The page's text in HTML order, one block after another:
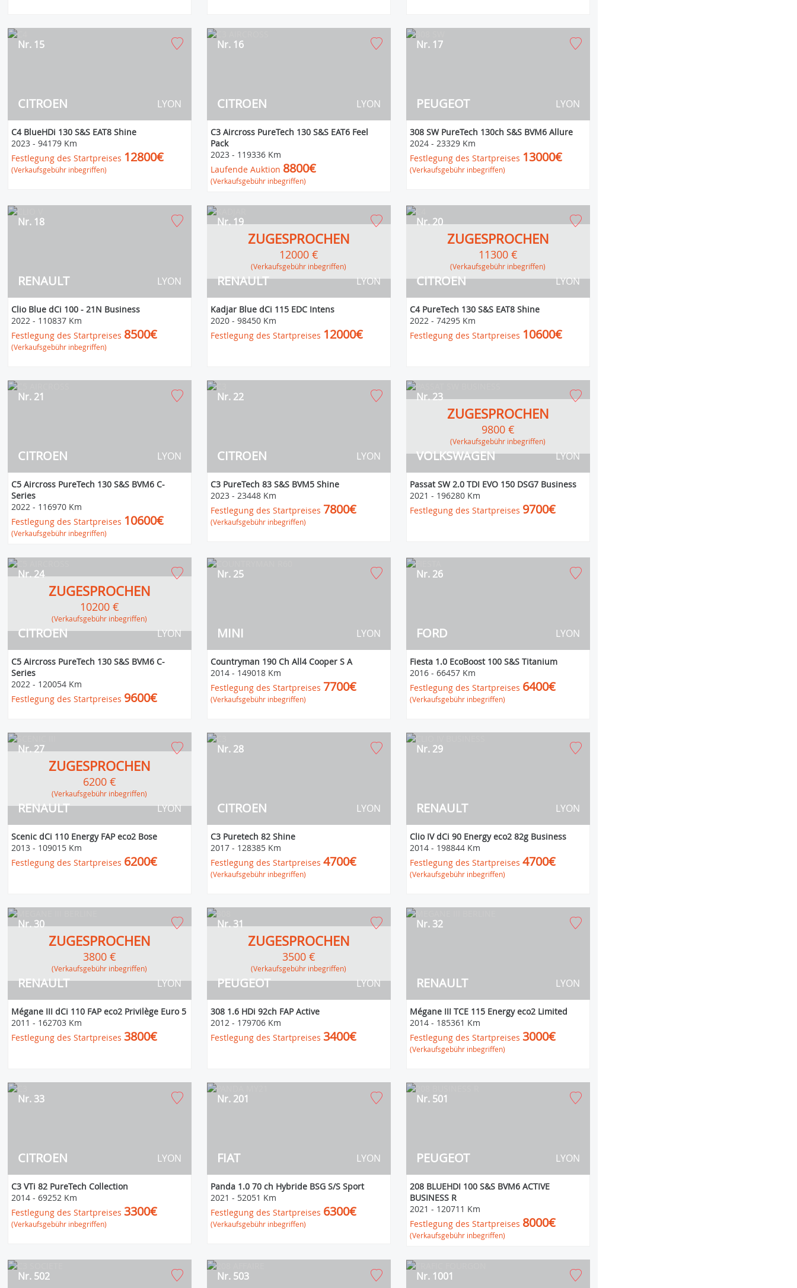
CITROEN
Nr. 15
LYON
C4 BlueHDi 130 S&S EAT8 Shine
2023- 94179 Km
Festlegung des Startpreises 12800€
(Verkaufsgebühr inbegriffen)
CITROEN
Nr. 16
LYON
C3 Aircross PureTech 130 S&S EAT6 Feel
Pack
2023- 119336 Km
Laufende Auktion 8800€
(Verkaufsgebühr inbegriffen)
PEUGEOT
Nr. 17
LYON
308 SW PureTech 130ch S&S BVM6 Allure
2024- 23329 Km
Festlegung des Startpreises 13000€
(Verkaufsgebühr inbegriffen)
RENAULT
Nr. 18
LYON
Clio Blue dCi 100 - 21N Business
2022 - 110837 Km
Festlegung des Startpreises 8500€
(Verkaufsgebühr inbegriffen)
RENAULT
Nr. 19
LYON
ZUGESPROCHEN
12000 €
(Verkaufsgebühr inbegriffen)
Kadjar Blue dCi 115 EDC Intens
2020- 98450 Km
Festlegung des Startpreises 12000€
CITROEN
Nr. 20
LYON
ZUGESPROCHEN
11300 €
(Verkaufsgebühr inbegriffen)
C4 PureTech 130 S&S EAT8 Shine
2022 - 74295 Km
Festlegung des Startpreises 10600€
CITROEN
Nr. 21
LYON
C5 Aircross PureTech 130 S&S BVM6 C-
Series
2022 - 116970 Km
Festlegung des Startpreises 10600€
(Verkaufsgebühr inbegriffen)
CITROEN
Nr. 22
LYON
C3 PureTech 83 S&S BVM5 Shine
2023- 23448 Km
Festlegung des Startpreises 7800€
(Verkaufsgebühr inbegriffen)
VOLKSWAGEN
Nr. 23
LYON
ZUGESPROCHEN
9800 €
(Verkaufsgebühr inbegriffen)
Passat SW 2.0 TDI EVO 150 DSG7 Business
2021 - 196280 Km
Festlegung des Startpreises 9700€
CITROEN
Nr. 24
LYON
ZUGESPROCHEN
10200 €
(Verkaufsgebühr inbegriffen)
C5 Aircross PureTech 130 S&S BVM6 C-
Series
2022 - 120054 Km
Festlegung des Startpreises 9600€
MINI
Nr. 25
LYON
Countryman 190 Ch All4 Cooper S A
2014- 149018 Km
Festlegung des Startpreises 7700€
(Verkaufsgebühr inbegriffen)
FORD
Nr. 26
LYON
Fiesta 1.0 EcoBoost 100 S&S Titanium
2016- 66457 Km
Festlegung des Startpreises 6400€
(Verkaufsgebühr inbegriffen)
RENAULT
Nr. 27
LYON
ZUGESPROCHEN
6200 €
(Verkaufsgebühr inbegriffen)
Scenic dCi 110 Energy FAP eco2 Bose
2013- 109015 Km
Festlegung des Startpreises 6200€
CITROEN
Nr. 28
LYON
C3 Puretech 82 Shine
2017- 128385 Km
Festlegung des Startpreises 4700€
(Verkaufsgebühr inbegriffen)
RENAULT
Nr. 29
LYON
Clio IV dCi 90 Energy eco2 82g Business
2014- 198844 Km
Festlegung des Startpreises 4700€
(Verkaufsgebühr inbegriffen)
RENAULT
Nr. 30
LYON
ZUGESPROCHEN
3800 €
(Verkaufsgebühr inbegriffen)
Mégane III dCi 110 FAP eco2 Privilège Euro 5
2011 - 162703 Km
Festlegung des Startpreises 3800€
PEUGEOT
Nr. 31
LYON
ZUGESPROCHEN
3500 €
(Verkaufsgebühr inbegriffen)
308 1.6 HDi 92ch FAP Active
2012 - 179706 Km
Festlegung des Startpreises 3400€
RENAULT
Nr. 32
LYON
Mégane III TCE 115 Energy eco2 Limited
2014- 185361 Km
Festlegung des Startpreises 3000€
(Verkaufsgebühr inbegriffen)
CITROEN
Nr. 33
LYON
C3 VTi 82 PureTech Collection
2014- 69252 Km
Festlegung des Startpreises 3300€
(Verkaufsgebühr inbegriffen)
FIAT
Nr. 201
LYON
Panda 1.0 70 ch Hybride BSG S/S Sport
2021 - 52051 Km
Festlegung des Startpreises 6300€
(Verkaufsgebühr inbegriffen)
PEUGEOT
Nr. 501
LYON
208 BLUEHDI 100 S&S BVM6 ACTIVE
BUSINESS R
2021 - 120711 Km
Festlegung des Startpreises 8000€
(Verkaufsgebühr inbegriffen)
Nr. 502 Nr. 503 Nr. 1001